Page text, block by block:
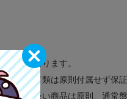
画像になります。
、コード類は原則付属せず保
り取り扱い商品は原則、通常盤